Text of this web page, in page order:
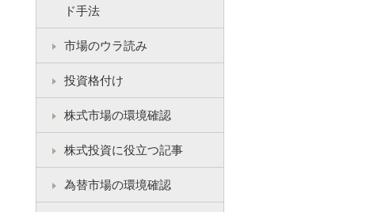
ド手法
市場のウラ読み
投資格付け
株式市場の環境確認
株式投資に役立つ記事
為替市場の環境確認